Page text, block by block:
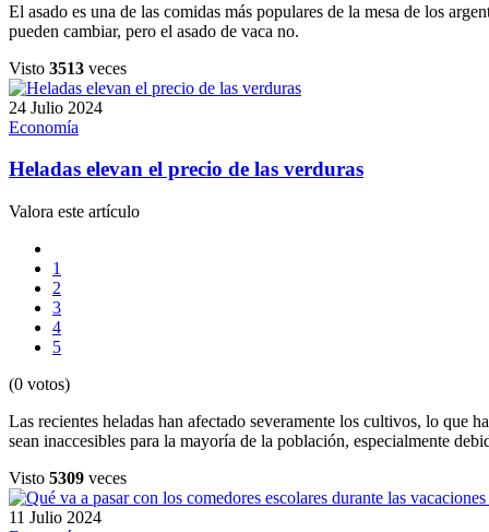
El asado es una de las comidas más populares de la mesa de los
pueden cambiar, pero el asado de vaca no.
Visto 3513 veces
24 Julio 2024
Economía
Heladas elevan el precio de las verduras
Valora este artículo
1
2
3
4
5
(0 votos)
Las recientes heladas han afectado severamente los cultivos, lo que
sean inaccesibles para la mayoría de la población, especialmente
Visto 5309 veces
11 Julio 2024